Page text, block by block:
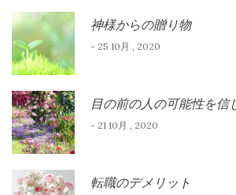
神様からの贈り物
- 25 10月 , 2020
目の前の人の可能性を信
- 21 10月 , 2020
転職のデメリット